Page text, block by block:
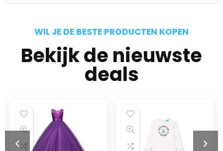
WIL JE DE BESTE PRODUCTEN KOPEN
Bekijk de nieuwste
deals